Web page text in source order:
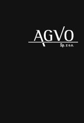
Header